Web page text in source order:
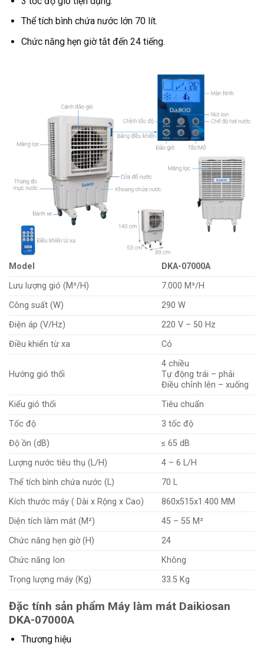
Thể tích bình chứa nước lớn 70 lít.
Chức năng hẹn giờ tắt đến 24 tiếng.
Model
DKA-07000A
Lưu lượng gió (M³/H)
7.000 M³/H
Công suất (W)
290 W
Điện áp (V/Hz)
220 V – 50 Hz
Điều khiển từ xa
Có
Hướng gió thổi
4 chiều
Tự động trái – phải
Điều chỉnh lên – xuống
Kiểu gió thổi
Tiêu chuẩn
Tốc độ
3 tốc độ
Độ ồn (dB)
≤ 65 dB
Lượng nước tiêu thụ (L/H)
4 – 6 L/H
Thể tích bình chứa nước (L)
70 L
Kích thước máy ( Dài x Rộng x Cao)
860x515x1.400 MM
Diện tích làm mát (M²)
45 – 55 M²
Chức năng hẹn giờ (H)
24
Chức năng Ion
Không
Trọng lượng máy (Kg)
33.5 Kg
Đặc tính sản phẩm Máy làm mát Daikiosan
DKA-07000A
Thương hiệu